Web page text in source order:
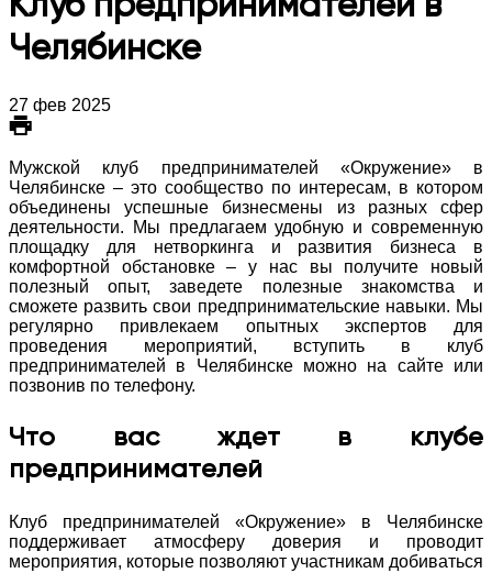
Клуб предпринимателей в
Челябинске
27 фев 2025
Мужской клуб предпринимателей «Окружение» в
Челябинске – это сообщество по интересам, в котором
объединены успешные бизнесмены из разных сфер
деятельности. Мы предлагаем удобную и современную
площадку для нетворкинга и развития бизнеса в
комфортной обстановке – у нас вы получите новый
полезный опыт, заведете полезные знакомства и
сможете развить свои предпринимательские навыки. Мы
регулярно привлекаем опытных экспертов для
проведения мероприятий, вступить в клуб
предпринимателей в Челябинске можно на сайте или
позвонив по телефону.
Что вас ждет в клубе
предпринимателей
Клуб предпринимателей «Окружение» в Челябинске
поддерживает атмосферу доверия и проводит
мероприятия, которые позволяют участникам добиваться